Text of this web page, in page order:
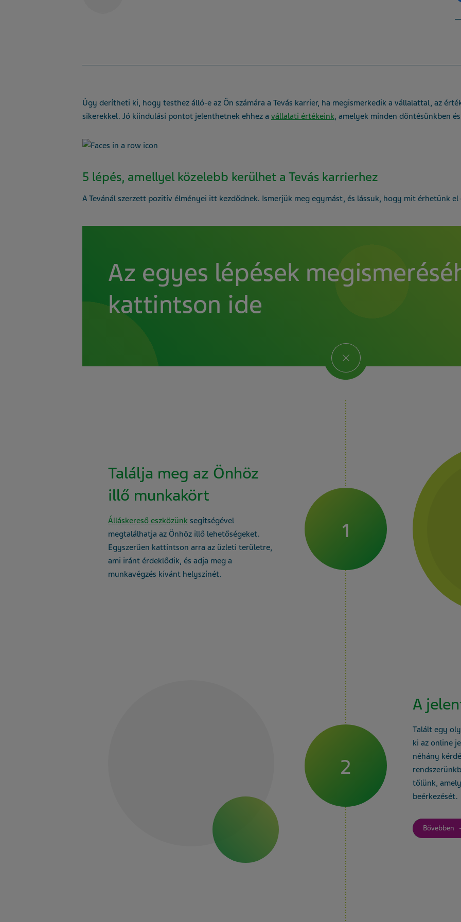
Úgy derítheti ki, hogy testhez álló-e az Ön számára a Tevás karrier, ha megismerkedik a vállalattal, az
sikerekkel. Jó kiindulási pontot jelenthetnek ehhez a vállalati értékeink, amelyek minden döntésünkben
5 lépés, amellyel közelebb kerülhet a Tevás karrierhez
A Tevánál szerzett pozitív élményei itt kezdődnek. Ismerjük meg egymást, és lássuk, hogy mit érhetünk
Az egyes lépések
kattintson ide
Toggle
1
Találja meg az Önhöz
illő munkakört
Álláskereső eszközünk segítségével
megtalálhatja az Önhöz illő lehetőségeket.
Egyszerűen kattintson arra az üzleti területre,
ami iránt érdeklődik, és adja meg a
munkavégzés kívánt helyszínét.
2
A
Talált egy
ki az online
néhány
tőlünk,
beérkezését.
Bővebben